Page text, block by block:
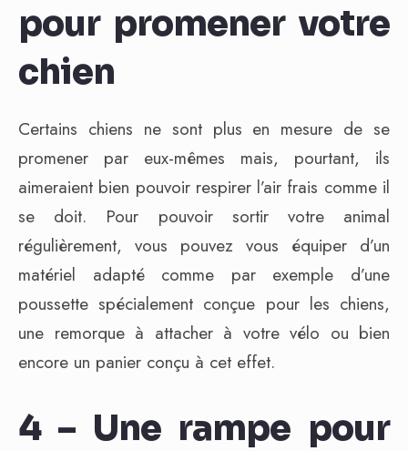
pour promener votre
chien
Certains chiens ne sont plus en mesure de se
promener par eux-mêmes mais, pourtant, ils
aimeraient bien pouvoir respirer l’air frais comme il
se doit. Pour pouvoir sortir votre animal
régulièrement, vous pouvez vous équiper d’un
matériel adapté comme par exemple d’une
poussette spécialement conçue pour les chiens,
une remorque à attacher à votre vélo ou bien
encore un panier conçu à cet effet.
4 – Une rampe pour